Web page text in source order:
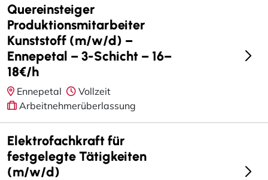
Quereinsteiger
Produktionsmitarbeiter
Kunststoff (m/w/d) –
Ennepetal – 3-Schicht – 16–
18€/h
Ennepetal
Vollzeit
Arbeitnehmerüberlassung
Elektrofachkraft für
festgelegte Tätigkeiten
(m/w/d)